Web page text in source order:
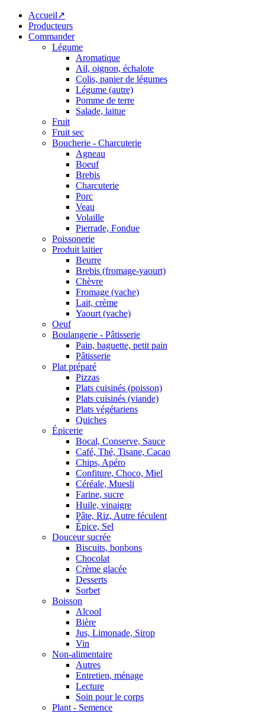
Accueil↗
Producteurs
Commander
Légume
Aromatique
Ail, oignon, échalote
Colis, panier de légumes
Légume (autre)
Pomme de terre
Salade, laitue
Fruit
Fruit sec
Boucherie - Charcuterie
Agneau
Boeuf
Brebis
Charcuterie
Porc
Veau
Volaille
Pierrade, Fondue
Poissonerie
Produit laitier
Beurre
Brebis (fromage-yaourt)
Chèvre
Fromage (vache)
Lait, crème
Yaourt (vache)
Oeuf
Boulangerie - Pâtisserie
Pain, baguette, petit pain
Pâtisserie
Plat préparé
Pizzas
Plats cuisinés (poisson)
Plats cuisinés (viande)
Plats végétariens
Quiches
Épicerie
Bocal, Conserve, Sauce
Café, Thé, Tisane, Cacao
Chips, Apéro
Confiture, Choco, Miel
Céréale, Muesli
Farine, sucre
Huile, vinaigre
Pâte, Riz, Autre féculent
Épice, Sel
Douceur sucrée
Biscuits, bonbons
Chocolat
Crème glacée
Desserts
Sorbet
Boisson
Alcool
Bière
Jus, Limonade, Sirop
Vin
Non-alimentaire
Autres
Entretien, ménage
Lecture
Soin pour le corps
Plant - Semence